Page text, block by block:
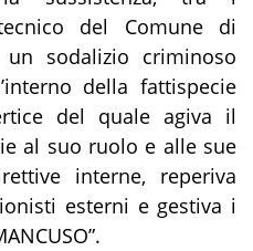
del Comune di
sodalizio criminoso
della fattispecie
del quale agiva il
al suo ruolo e alle sue
interne, reperiva
esterni e gestiva i
SO”.